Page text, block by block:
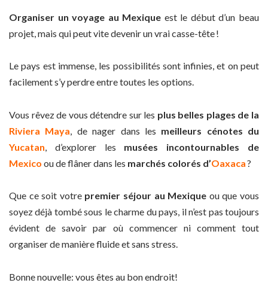
Organiser un voyage au Mexique est le début d’un beau
projet, mais qui peut vite devenir un vrai casse-tête !
Le pays est immense, les possibilités sont infinies, et on peut
facilement s’y perdre entre toutes les options.
Vous rêvez de vous détendre sur les plus belles plages de la
Riviera Maya, de nager dans les meilleurs cénotes du
Yucatan, d’explorer les musées incontournables de
Mexico ou de flâner dans les marchés colorés d’Oaxaca?
Que ce soit votrepremier séjour au Mexique ou que vous
soyez déjà tombé sous le charme du pays, il n’est pas toujours
évident de savoir par où commencer ni comment tout
organiser de manière fluide et sans stress.
Bonne nouvelle: vous êtes au bon endroit!